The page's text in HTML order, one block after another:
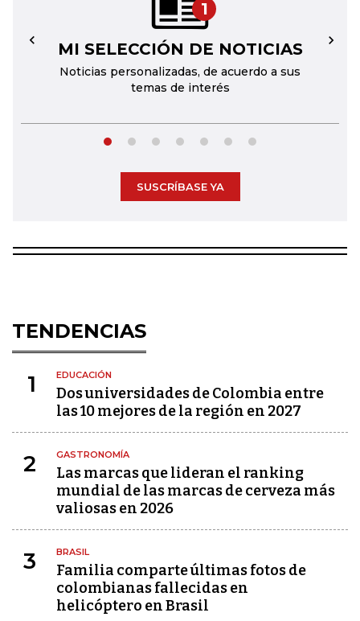
1
MI SELECCIÓN DE NOTICIAS
Noticias personalizadas, de acuerdo a sus
temas de interés
← →
SUSCRÍBASE YA
TENDENCIAS
1 EDUCACIÓN
Dos universidades de Colombia entre
las 10 mejores de la región en 2027
2 GASTRONOMÍA
Las marcas que lideran el ranking
mundial de las marcas de cerveza más
valiosas en 2026
3 BRASIL
Familia comparte últimas fotos de
colombianas fallecidas en
helicóptero en Brasil